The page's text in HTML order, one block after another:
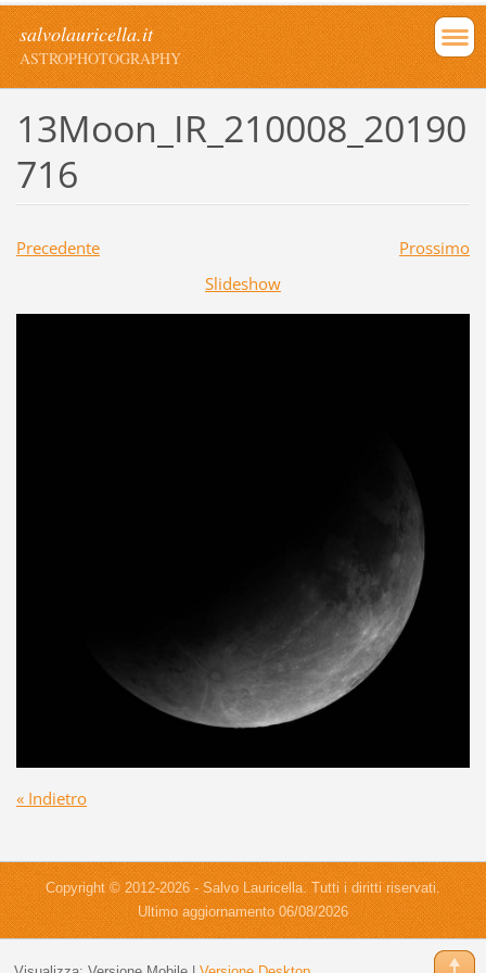
salvolauricella.it
ASTROPHOTOGRAPHY
13Moon_IR_210008_20190
716
Precedente
Prossimo
Slideshow
« Indietro
Copyright © 2012-2026 - Salvo Lauricella. Tutti i diritti riservati.
Ultimo aggiornamento 06/08/2026